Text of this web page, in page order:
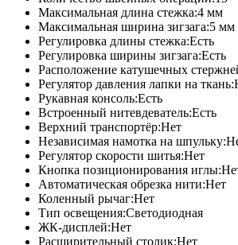
Максимальная длина стежка:4 мм
Максимальная ширина зигзага:5 мм
Регулировка длины стежка:Есть
Регулировка ширины зигзага:Есть
Расположение катушечных
Регулятор давления лапки на
Рукавная консоль:Есть
Встроенный нитевдеватель:Есть
Верхний транспортёр:Нет
Независимая намотка на
Регулятор скорости шитья:Нет
Кнопка позиционирования
Автоматическая обрезка нити:Нет
Коленный рычаг:Нет
Тип освещения:Cветодиодная
ЖК-дисплей:Нет
Расширительный столик:Нет